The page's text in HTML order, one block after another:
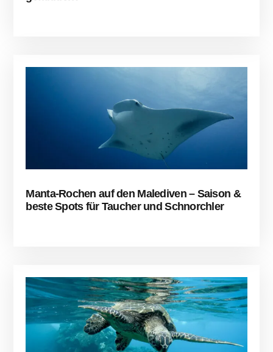
Manta-Rochen auf den Malediven – Saison &
beste Spots für Taucher und Schnorchler